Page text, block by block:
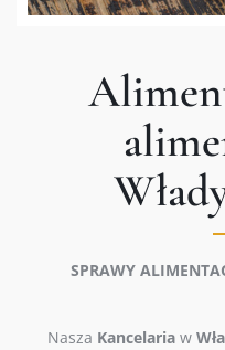
SPRAWY
Nasza Kancelariaw